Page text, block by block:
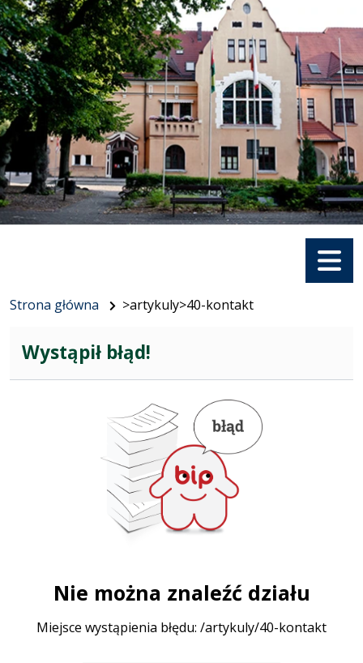
Menu
Strona główna >artykuly>40-kontakt
Wystąpił błąd!
Nie można znaleźć działu
Miejsce wystąpienia błędu: /artykuly/40-kontakt